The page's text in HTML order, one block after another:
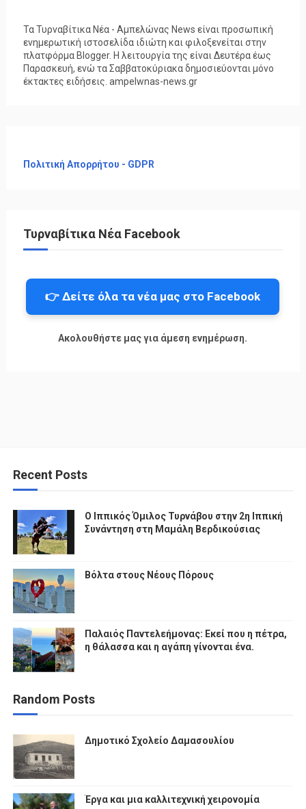
Τα Τυρναβίτικα Νέα - Αμπελώνας News είναι προσωπική
ενημερωτική ιστοσελίδα ιδιώτη και φιλοξενείται στην
πλατφόρμα Blogger. Η λειτουργία της είναι Δευτέρα έως
Παρασκευή, ενώ τα Σαββατοκύριακα δημοσιεύονται μόνο
έκτακτες ειδήσεις. ampelwnas-news.gr
Πολιτική Απορρήτου - GDPR
Τυρναβίτικα Νέα Facebook
👉 Δείτε όλα τα νέα μας στο Facebook
Ακολουθήστε μας για άμεση ενημέρωση.
Recent Posts
Ο Ιππικός Όμιλος Τυρνάβου στην 2η Ιππική
Συνάντηση στη Μαμάλη Βερδικούσιας
Βόλτα στους Νέους Πόρους
Παλαιός Παντελεήμονας: Εκεί που η πέτρα,
η θάλασσα και η αγάπη γίνονται ένα.
Random Posts
Δημοτικό Σχολείο Δαμασουλίου
Έργα και μια καλλιτεχνική χειρονομία